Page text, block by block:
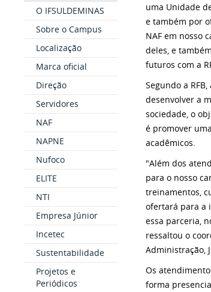
O IFSULDEMINAS
Sobre o Campus
Localização
Marca oficial
Direção
Servidores
NAF
NAPNE
Nufoco
ELITE
NTI
Empresa Júnior
Incetec
Sustentabilidade
Projetos e
Periódicos
uma Unidade
e também por
NAF em nosso
deles, e
futuros com a
Segundo a
desenvolver a
sociedade, o
é promover
acadêmicos.
"Além dos
para o nosso
treinamentos,
ofertará para a
essa parceria,
ressaltou o
Administração,
Os
forma